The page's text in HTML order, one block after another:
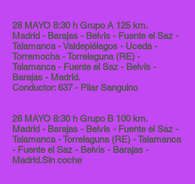
28 MAYO 8:30 h Grupo A 125 km.
Madrid - Barajas - Belvis - Fuente el Saz -
Talamanca - Valdepiélagos - Uceda -
Torremocha - Torrelaguna (RE) -
Talamanca - Fuente el Saz - Belvis -
Barajas - Madrid.
Conductor: 637 - Pilar Sanguino
28 MAYO 8:30 h Grupo B 100 km.
Madrid - Barajas - Belvis - Fuente el Saz -
Talamanca - Torrelaguna (RE) - Talamanca
- Fuente el Saz - Belvis - Barajas -
Madrid.Sin coche